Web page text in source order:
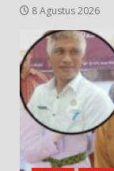
8 Agustus 2026